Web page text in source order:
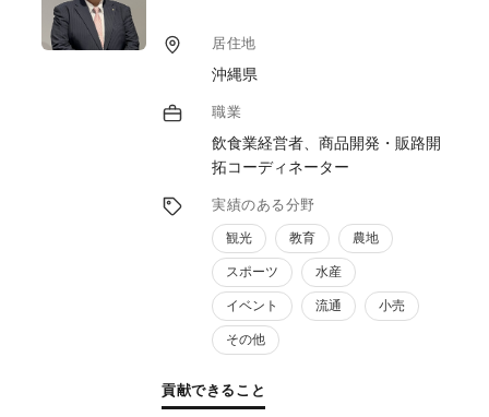
居住地
沖縄県
職業
飲食業経営者、商品開発・販路開
拓コーディネーター
実績のある分野
観光 教育 農地
スポーツ 水産
イベント 流通 小売
その他
貢献できること